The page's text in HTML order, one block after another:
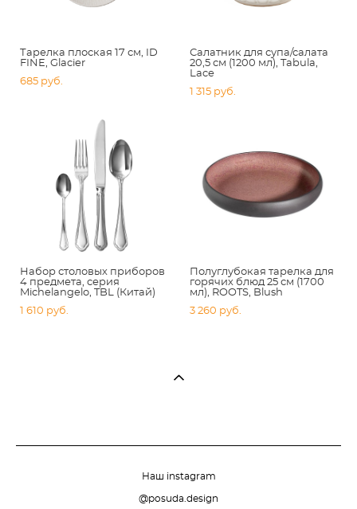
Тарелка плоская 17 см, ID
FINE, Glacier
685 pуб.
Салатник для супа/салата
20,5 см (1200 мл), Tabula,
Lace
1 315 pуб.
Набор столовых приборов
4 предмета, серия
Michelangelo, TBL (Китай)
1 610 pуб.
Полуглубокая тарелка для
горячих блюд 25 см (1700
мл), ROOTS, Blush
3 260 pуб.
Наш instagram
@posuda.design